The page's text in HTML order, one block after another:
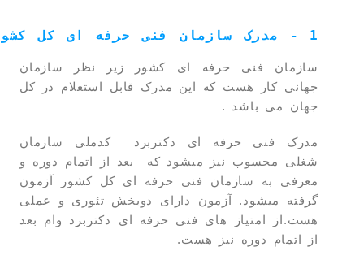
1 - مدرک سازمان فنی حرفه ای کل کشور
سازمان فنی حرفه ای کشور زیر نظر سازمان
جهانی کار هست که این مدرک قابل استعلام در کل
جهان می باشد .
مدرک فنی حرفه ای دکتربرد کدملی سازمان
شغلی محسوب نیز میشود که بعد از اتمام دوره و
معرفی به سازمان فنی حرفه ای کل کشور آزمون
گرفته میشود. آزمون دارای دوبخش تئوری و عملی
هست.از امتیاز های فنی حرفه ای دکتربرد وام بعد
از اتمام دوره نیز هست.